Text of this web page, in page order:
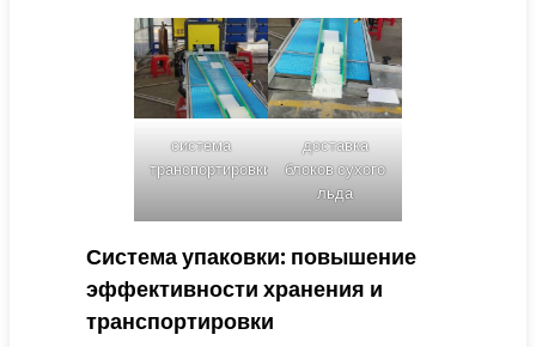
система
транспортировки
доставка
блоков сухого
льда
Система упаковки: повышение
эффективности хранения и
транспортировки